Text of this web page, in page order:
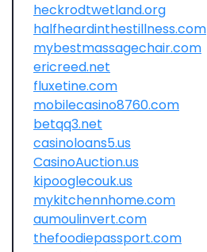
heckrodtwetland.org
halfheardinthestillness.com
mybestmassagechair.com
ericreed.net
fluxetine.com
mobilecasino8760.com
betqq3.net
casinoloans5.us
CasinoAuction.us
kipooglecouk.us
mykitchennhome.com
aumoulinvert.com
thefoodiepassport.com